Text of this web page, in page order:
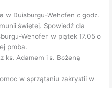
w Duisburgu-Wehofen o godz.
świętej. Spowiedź dla
Wehofen w piątek 17.05 o
próba.
ks. Adamem i s. Bożeną
w sprzątaniu zakrystii w